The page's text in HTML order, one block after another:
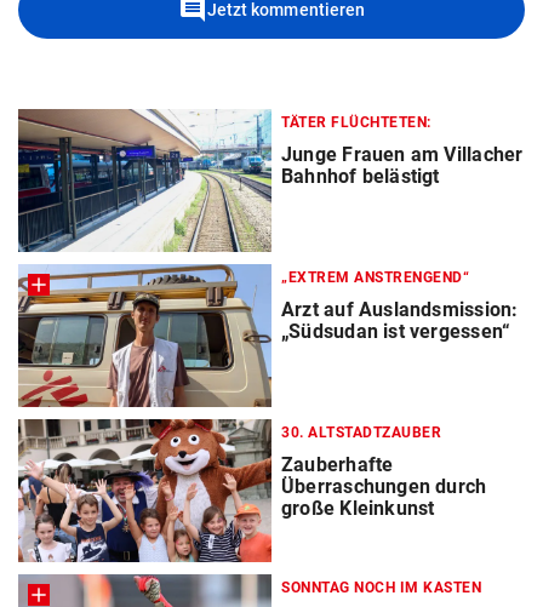
commentJetzt kommentieren
TÄTER FLÜCHTETEN:
Junge Frauen am Villacher
Bahnhof belästigt
„EXTREM ANSTRENGEND“
Arzt auf Auslandsmission:
„Südsudan ist vergessen“
30. ALTSTADTZAUBER
Zauberhafte
Überraschungen durch
große Kleinkunst
SONNTAG NOCH IM KASTEN